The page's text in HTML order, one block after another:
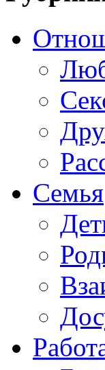
Семья